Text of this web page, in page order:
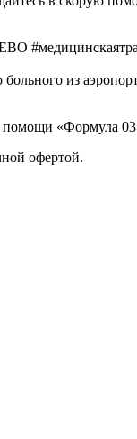
«Формула
офертой.